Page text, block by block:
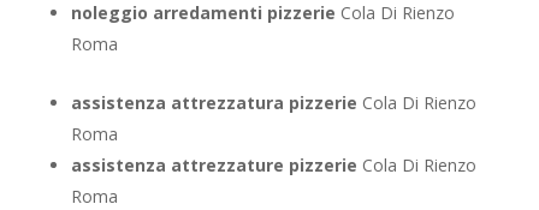
noleggio arredamenti pizzerie Cola Di Rienzo
Roma
assistenza attrezzatura pizzerie Cola Di Rienzo
Roma
assistenza attrezzature pizzerie Cola Di Rienzo
Roma